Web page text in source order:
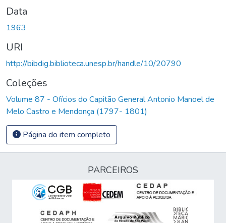
Data
1963
URI
http://bibdig.biblioteca.unesp.br/handle/10/20790
Coleções
Volume 87 - Ofícios do Capitão General Antonio Manoel de
Melo Castro e Mendonça (1797- 1801)
Página do item completo
PARCEIROS